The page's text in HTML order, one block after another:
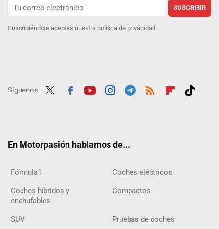
SUSCRIBIR
Suscribiéndote aceptas nuestra política de privacidad
Síguenos
En Motorpasión hablamos de...
Fórmula1 Coches eléctricos
Coches híbridos y
enchufables
Compactos
SUV Pruebas de coches